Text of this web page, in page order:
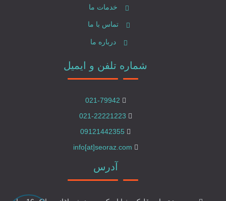
خدمات ما
تماس با ما
درباره ما
شماره تلفن و ایمیل
021-79942
021-22221223
09121442355
info[at]seoraz.com
آدرس